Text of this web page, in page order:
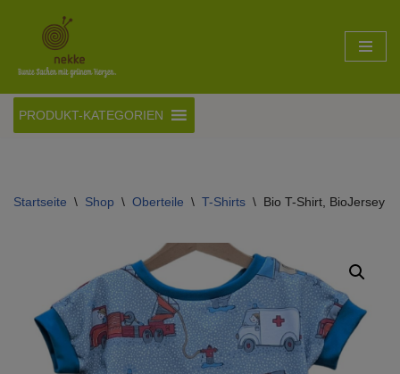
Inhalt
springen
PRODUKT-KATEGORIEN
Startseite \ Shop \ Oberteile \ T-Shirts \ Bio T-Shirt, BioJersey